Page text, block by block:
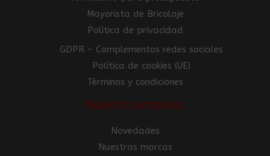
Mayorista de Bricolaje
Política de privacidad
GDPR – Complementos redes sociales
Política de cookies (UE)
Términos y condiciones
Nuestra empresa
Novedades
Nuestras marcas